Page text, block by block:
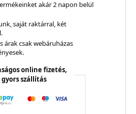
akár 2 napon belül
saját raktárral, két
árak csak webáruházas
online fizetés,
gyors szállítás